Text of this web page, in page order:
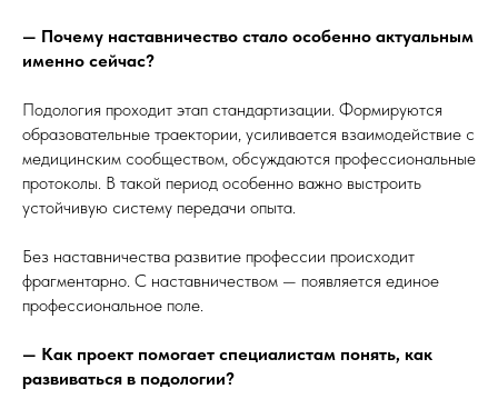
— Почему наставничество стало особенно актуальным
именно сейчас?
Подология проходит этап стандартизации. Формируются
образовательные траектории, усиливается взаимодействие с
медицинским сообществом, обсуждаются профессиональные
протоколы. В такой период особенно важно выстроить
устойчивую систему передачи опыта.
Без наставничества развитие профессии происходит
фрагментарно. С наставничеством — появляется единое
профессиональное поле.
— Как проект помогает специалистам понять, как
развиваться в подологии?